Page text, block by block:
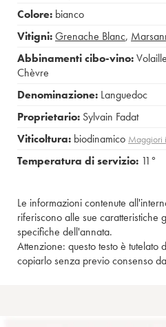
Colore: bianco
Vitigni:Grenache Blanc,
Abbinamenti cibo-vino:
Chèvre
Denominazione: Languedoc
Proprietario: Sylvain Fadat
Viticoltura: biodinamico Maggiori
Temperatura di servizio: 11°
Le informazioni contenute
riferiscono alle sue caratteristiche
specifiche dell'annata.
Attenzione: questo testo è tutelato
copiarlo senza previo consenso